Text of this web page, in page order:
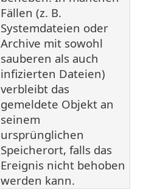
Fällen (z. B.
Systemdateien oder
Archive mit sowohl
sauberen als auch
infizierten Dateien)
verbleibt das
gemeldete Objekt an
seinem
ursprünglichen
Speicherort, falls das
Ereignis nicht behoben
werden kann.